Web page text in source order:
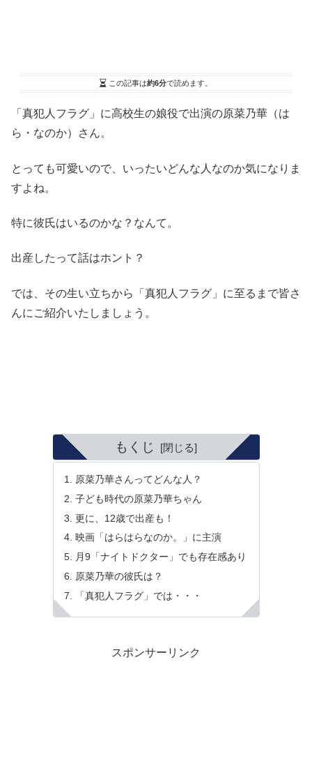
この記事は約6分で読めます。
「真犯人フラグ」に高校生の娘役で出演の原菜乃華（は
ら・なのか）さん。
とっても可愛いので、いったいどんな人なのか気になりま
すよね。
特に彼氏はいるのかな？なんて。
出産したって話はホント？
では、その生い立ちから「真犯人フラグ」に至るまで皆さ
んにご紹介いたしましょう。
もくじ
原菜乃華さんってどんな人？
子ども時代の原菜乃華ちゃん
更に、12歳で出産も！
映画「はらはらなのか。」に主演
月9「ナイトドクター」でも存在感あり
原菜乃華の彼氏は？
「真犯人フラグ」では・・・
スポンサーリンク